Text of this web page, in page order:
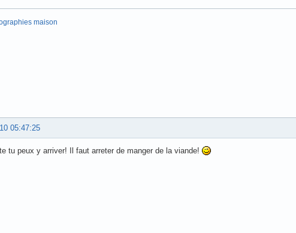
maison
05:47:25
tu peux y arriver! Il faut arreter de manger de la viande!